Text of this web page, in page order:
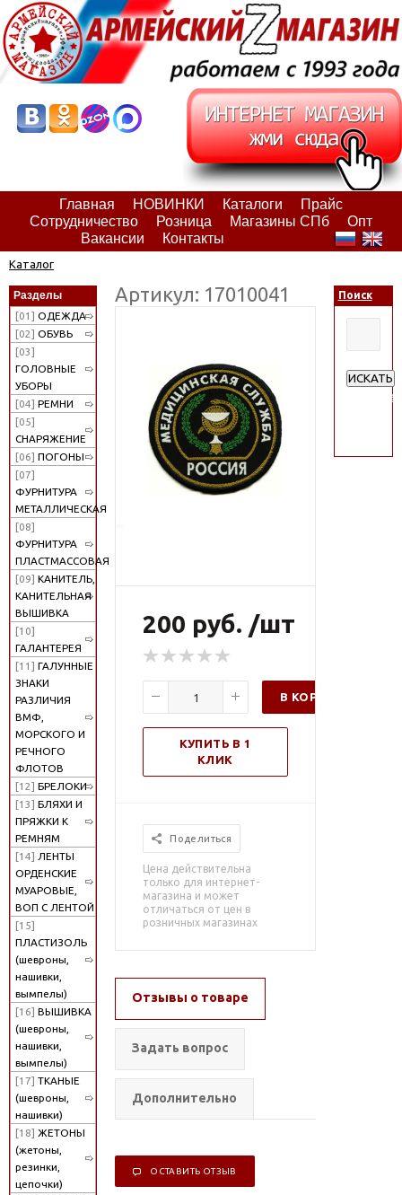
Главная НОВИНКИ Каталоги
Прайс
Сотрудничество
Розница Магазины СПб
Опт
Вакансии
Контакты
Каталог
Разделы
[01] ОДЕЖДА
[02] ОБУВЬ
[03]
ГОЛОВНЫЕ
УБОРЫ
[04] РЕМНИ
[05]
СНАРЯЖЕНИЕ
[06] ПОГОНЫ
[07]
ФУРНИТУРА
МЕТАЛЛИЧЕСКАЯ
[08]
ФУРНИТУРА
ПЛАСТМАССОВАЯ
[09] КАНИТЕЛЬ,
КАНИТЕЛЬНАЯ
ВЫШИВКА
[10]
ГАЛАНТЕРЕЯ
[11] ГАЛУННЫЕ
ЗНАКИ
РАЗЛИЧИЯ
ВМФ,
МОРСКОГО И
РЕЧНОГО
ФЛОТОВ
[12] БРЕЛОКИ
[13] БЛЯХИ И
ПРЯЖКИ К
РЕМНЯМ
[14] ЛЕНТЫ
ОРДЕНСКИЕ
МУАРОВЫЕ,
ВОП С ЛЕНТОЙ
[15]
ПЛАСТИЗОЛЬ
(шевроны,
нашивки,
вымпелы)
[16] ВЫШИВКА
(шевроны,
нашивки,
вымпелы)
[17] ТКАНЫЕ
(шевроны,
нашивки)
[18] ЖЕТОНЫ
(жетоны,
резинки,
цепочки)
Артикул: 17010041
200 руб. /шт
В КОРЗИНУ
КУПИТЬ В 1
КЛИК
Поделиться
Цена действительна
только для интернет-
магазина и может
отличаться от цен в
розничных магазинах
Отзывы о товаре
Задать вопрос
Дополнительно
ОСТАВИТЬ ОТЗЫВ
Поиск
ИСКАТЬ